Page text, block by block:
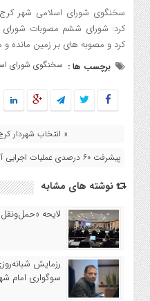
سخنگوی شورای اسلامی شهر
کرد: شورای ششم مصوبات شورای
کرد و مصوبه های بر زمین مانده و
برچسب ها : سخنگوی شورای
« انتخاب شهردار
پیشرفت ۶۰ درصدی عملیات اجرایی آسفالت حفاظتی در آزاد راه کرج- قزوین »
نوشته های مشابه
لایحه
رزمایش
سوگواری امام